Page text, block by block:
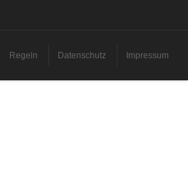
Regeln Datenschutz Impressum